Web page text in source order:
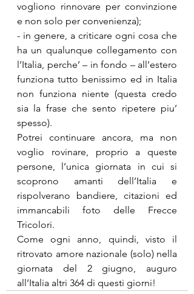
vogliono rinnovare per convinzione
e non solo per convenienza);
- in genere, a criticare ogni cosa che
ha un qualunque collegamento con
l’Italia, perche’ – in fondo – all’estero
funziona tutto benissimo ed in Italia
non funziona niente (questa credo
sia la frase che sento ripetere piu’
spesso).
Potrei continuare ancora, ma non
voglio rovinare, proprio a queste
persone, l’unica giornata in cui si
scoprono amanti dell’Italia e
rispolverano bandiere, citazioni ed
immancabili foto delle Frecce
Tricolori.
Come ogni anno, quindi, visto il
ritrovato amore nazionale (solo) nella
giornata del 2 giugno, auguro
all’Italia altri 364 di questi giorni!